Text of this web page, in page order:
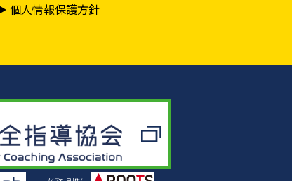
個人情報保護方針